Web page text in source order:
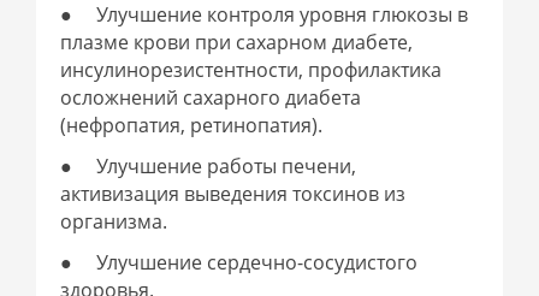
● Улучшение контроля уровня глюкозы в
плазме крови при сахарном диабете,
инсулинорезистентности, профилактика
осложнений сахарного диабета
(нефропатия, ретинопатия).
● Улучшение работы печени,
активизация выведения токсинов из
организма.
● Улучшение сердечно-сосудистого
здоровья.